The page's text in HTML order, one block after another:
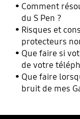
Comment
du S Pen ?
Risques et
protecteurs
mobiles
Que faire si
de votre
Que faire
bruit de mes